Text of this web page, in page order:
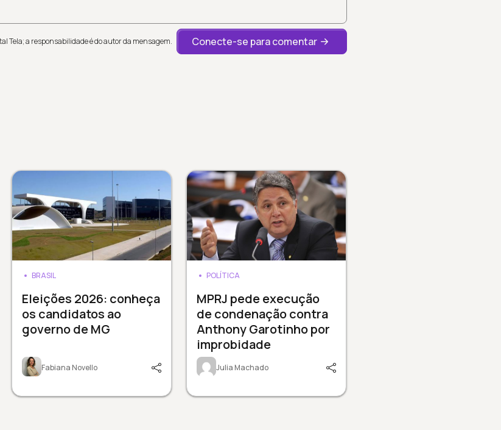
Tela; a responsabilidade é do autor da mensagem. Conecte-se para comentar
BRASIL
Eleições 2026: conheça
os candidatos ao
governo de MG
Fabiana Novello
POLÍTICA
MPRJ pede execução
de condenação contra
Anthony Garotinho por
improbidade
Julia Machado